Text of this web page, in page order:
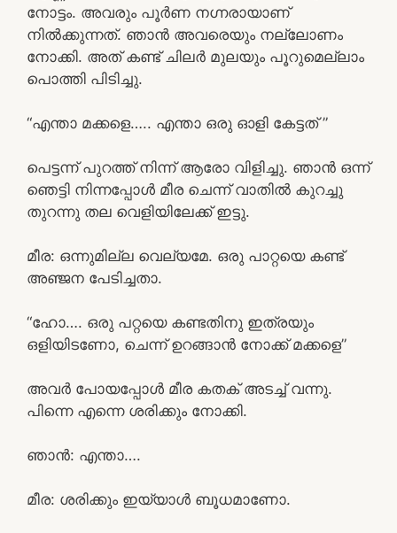
നോട്ടം. അവരും പൂർണ നഗ്നരായാണ്
നിൽക്കുന്നത്. ഞാൻ അവരെയും നല്ലോണം
നോക്കി. അത് കണ്ട് ചിലർ മുലയും പൂറുമെല്ലാം
പൊത്തി പിടിച്ചു.
“എന്താ മക്കളെ….. എന്താ ഒരു ഓളി കേട്ടത് ”
പെട്ടന്ന് പുറത്ത് നിന്ന് ആരോ വിളിച്ചു. ഞാൻ ഒന്ന്
ഞെട്ടി നിന്നപ്പോൾ മീര ചെന്ന് വാതിൽ കുറച്ചു
തുറന്നു തല വെളിയിലേക്ക് ഇട്ടു.
മീര: ഒന്നുമില്ല വെല്യമേ. ഒരു പാറ്റയെ കണ്ട്
അഞ്ജന പേടിച്ചതാ.
“ഹോ…. ഒരു പറ്റയെ കണ്ടതിനു ഇത്രയും
ഒളിയിടണോ, ചെന്ന് ഉറങ്ങാൻ നോക്ക് മക്കളെ”
അവർ പോയപ്പോൾ മീര കതക് അടച്ച് വന്നു.
പിന്നെ എന്നെ ശരിക്കും നോക്കി.
ഞാൻ: എന്താ….
മീര: ശരിക്കും ഇയ്യാൾ ബൂധമാണോ.